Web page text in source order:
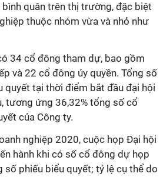
quân trên thị trường, đặc biệt
thuộc nhóm vừa và nhỏ như
34 cổ đông tham dự, bao gồm
và 22 cổ đông ủy quyền. Tổng số
quyết tại thời điểm bắt đầu đại hội
tương ứng 36,32% tổng số cổ
của Công ty.
nghiệp 2020, cuộc họp Đại hội
hành khi có số cổ đông dự họp
số phiếu biểu quyết; tỷ lệ cụ thể do